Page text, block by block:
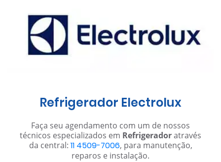
Refrigerador Electrolux
Faça seu agendamento com um de nossos
técnicos especializados em Refrigeradoratravés
da central: 11 4509-7006, para manutenção,
reparos e instalação.